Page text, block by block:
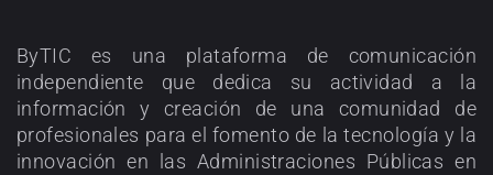
ByTIC es una plataforma de comunicación
independiente que dedica su actividad a la
información y creación de una comunidad de
profesionales para el fomento de la tecnología y la
innovación en las Administraciones Públicas en